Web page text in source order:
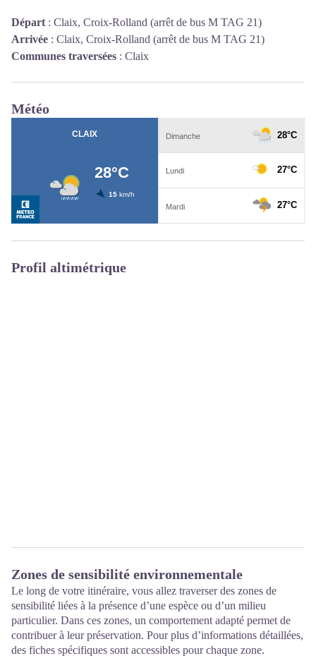
Départ : Claix, Croix-Rolland (arrêt de bus M TAG 21)
Arrivée : Claix, Croix-Rolland (arrêt de bus M TAG 21)
Communes traversées : Claix
Météo
Profil altimétrique
Zones de sensibilité environnementale
Le long de votre itinéraire, vous allez traverser des zones de
sensibilité liées à la présence d’une espèce ou d’un milieu
particulier. Dans ces zones, un comportement adapté permet de
contribuer à leur préservation. Pour plus d’informations détaillées,
des fiches spécifiques sont accessibles pour chaque zone.